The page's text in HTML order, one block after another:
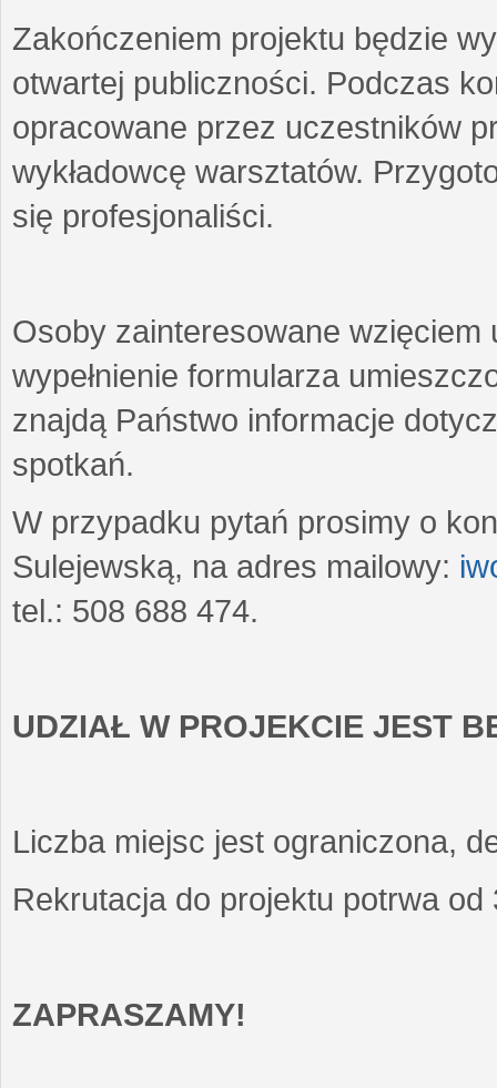
Zakończeniem projektu będzie
otwartej publiczności. Podczas
opracowane przez uczestników
wykładowcę warsztatów.
się profesjonaliści.
Osoby zainteresowane wzięciem
wypełnienie formularza
znajdą Państwo informacje
spotkań.
W przypadku pytań prosimy o
Sulejewską, na adres mailowy:
tel.: 508 688 474.
UDZIAŁ W PROJEKCIE JEST
Liczba miejsc jest ograniczona,
Rekrutacja do projektu potrwa
ZAPRASZAMY!